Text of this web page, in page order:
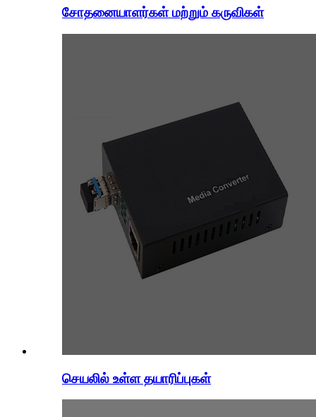
சோதனையாளர்கள் மற்றும் கருவிகள்
செயலில் உள்ள தயாரிப்புகள்